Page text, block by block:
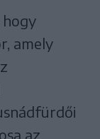
hogy
amely
az